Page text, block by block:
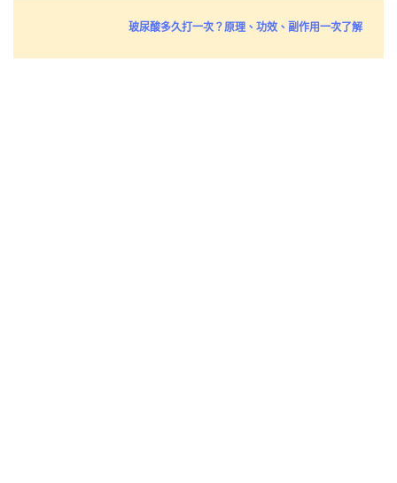
玻尿酸多久打一次？原理、功效、副作用一次了解